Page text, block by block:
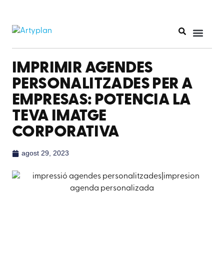
IMPRIMIR AGENDES
PERSONALITZADES PER A
EMPRESAS: POTENCIA LA
TEVA IMATGE
CORPORATIVA
agost 29, 2023